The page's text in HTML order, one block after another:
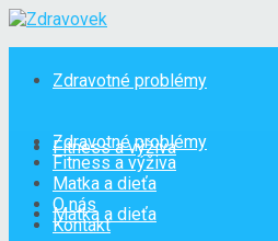
Zdravotné problémy
Fitness a výživa
Matka a dieťa
Zdravotné problémy
Fitness a výživa
Matka a dieťa
O nás
Kontakt